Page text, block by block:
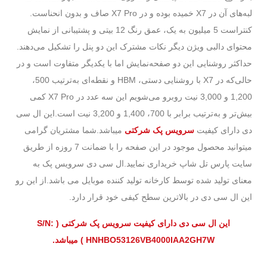
لبه‌های آن در X7 خمیده بوده و در X7 Pro صاف و بدون انحناست.
کنتراست 5 میلیون به یک، عمق رنگ 12 بیتی و پشتیبانی از نمایش
محتوای دالبی ویژن دیگر نکات مشترک این دو پنل را تشکیل می‌دهند.
حداکثر روشنایی این دو صفحه‌نمایش اما با یکدیگر متفاوت است و در
حالی‌که در X7 با روشنایی دستی، HBM و نقطه‌ای به‌ترتیب 500،
1,200 و 3,000 نیت روبرو می‌شویم این سه عدد در X7 Pro کمی
بیش‌تر و به‌‌ترتیب برابر با 700، 1,400 و 3,200 نیت است.این ال سی
دی دارای کیفیت سرویس پک شرکتی میباشد.شما مشتریان گرامی
میتوانید محصول موجود در این صفحه را با ضمانت 7 روزه از طریق
سایت پارس تل شاپ خریداری نمایید.ال سی دی سرویس پک به
معنای تولید شده توسط کارخانه تولید کننده موبایل می باشد.از این رو
این ال سی دی در بالاترین سطح کیفی خود قرار دارد.
این ال سی دی دارای کیفیت سرویس پک شرکتی ( S/N:
HNHBO53126VB4000IAA2GH7W ) میباشد.